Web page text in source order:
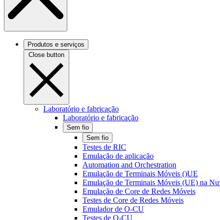
Produtos e serviços
Close button
Laboratório e fabricação
Laboratório e fabricação
Sem fio
Sem fio
Testes de RIC
Emulação de aplicação
Automation and Orchestration
Emulação de Terminais Móveis ()UE
Emulação de Terminais Móveis (UE) na
Emulação de Core de Redes Móveis
Testes de Core de Redes Móveis
Emulador de O-CU
Testes de O-CU